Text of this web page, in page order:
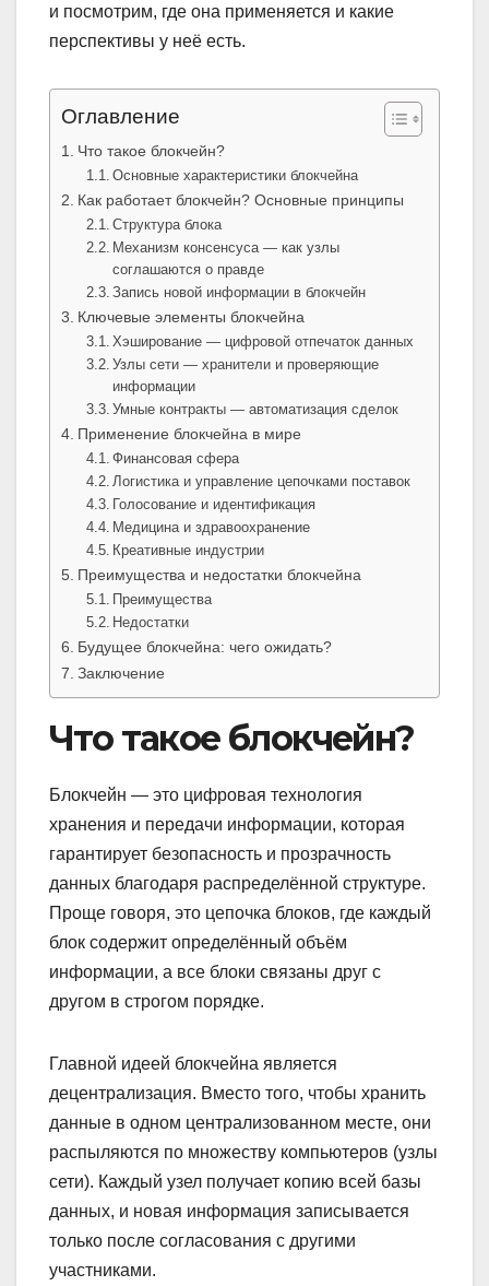
и посмотрим, где она применяется и какие
перспективы у неё есть.
Оглавление
Что такое блокчейн?
Основные характеристики блокчейна
Как работает блокчейн? Основные принципы
Структура блока
Механизм консенсуса — как узлы
соглашаются о правде
Запись новой информации в блокчейн
Ключевые элементы блокчейна
Хэширование — цифровой отпечаток данных
Узлы сети — хранители и проверяющие
информации
Умные контракты — автоматизация сделок
Применение блокчейна в мире
Финансовая сфера
Логистика и управление цепочками поставок
Голосование и идентификация
Медицина и здравоохранение
Креативные индустрии
Преимущества и недостатки блокчейна
Преимущества
Недостатки
Будущее блокчейна: чего ожидать?
Заключение
Что такое блокчейн?
Блокчейн — это цифровая технология
хранения и передачи информации, которая
гарантирует безопасность и прозрачность
данных благодаря распределённой структуре.
Проще говоря, это цепочка блоков, где каждый
блок содержит определённый объём
информации, а все блоки связаны друг с
другом в строгом порядке.
Главной идеей блокчейна является
децентрализация. Вместо того, чтобы хранить
данные в одном централизованном месте, они
распыляются по множеству компьютеров (узлы
сети). Каждый узел получает копию всей базы
данных, и новая информация записывается
только после согласования с другими
участниками.